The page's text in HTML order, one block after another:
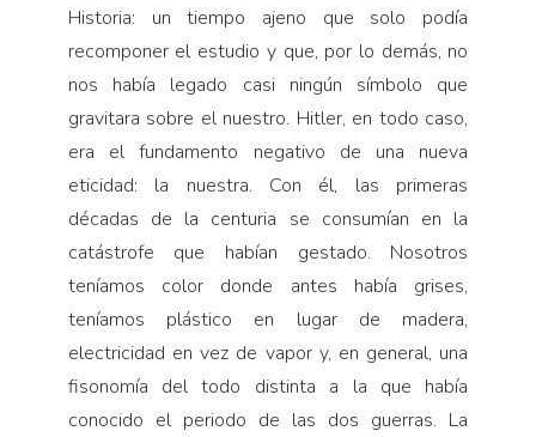
Historia: un tiempo ajeno que solo podía
recomponer el estudio y que, por lo demás, no
nos había legado casi ningún símbolo que
gravitara sobre el nuestro. Hitler, en todo caso,
era el fundamento negativo de una nueva
eticidad: la nuestra. Con él, las primeras
décadas de la centuria se consumían en la
catástrofe que habían gestado. Nosotros
teníamos color donde antes había grises,
teníamos plástico en lugar de madera,
electricidad en vez de vapor y, en general, una
fisonomía del todo distinta a la que había
conocido el periodo de las dos guerras. La